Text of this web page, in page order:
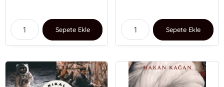
Sepete Ekle Sepete Ekle